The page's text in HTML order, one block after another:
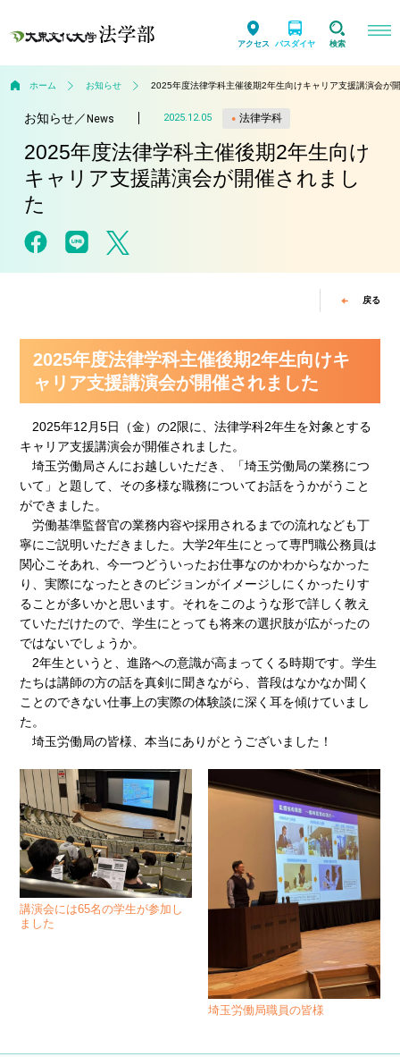
アクセス バスダイヤ 検索
ホーム お知らせ 2025年度法律学科主催後期2年生向けキャリア支援講演会が
お知らせ／News 2025.12.05 法律学科
2025年度法律学科主催後期2年生向け
キャリア支援講演会が開催されまし
た
戻る
2025年度法律学科主催後期2年生向けキ
ャリア支援講演会が開催されました
2025年12月5日（金）の2限に、法律学科2年生を対象とする
キャリア支援講演会が開催されました。
埼玉労働局さんにお越しいただき、「埼玉労働局の業務につ
いて」と題して、その多様な職務についてお話をうかがうこと
ができました。
労働基準監督官の業務内容や採用されるまでの流れなども丁
寧にご説明いただきました。大学2年生にとって専門職公務員は
関心こそあれ、今一つどういったお仕事なのかわからなかった
り、実際になったときのビジョンがイメージしにくかったりす
ることが多いかと思います。それをこのような形で詳しく教え
ていただけたので、学生にとっても将来の選択肢が広がったの
ではないでしょうか。
2年生というと、進路への意識が高まってくる時期です。学生
たちは講師の方の話を真剣に聞きながら、普段はなかなか聞く
ことのできない仕事上の実際の体験談に深く耳を傾けていまし
た。
埼玉労働局の皆様、本当にありがとうございました！
講演会には65名の学生が参加し
ました
埼玉労働局職員の皆様